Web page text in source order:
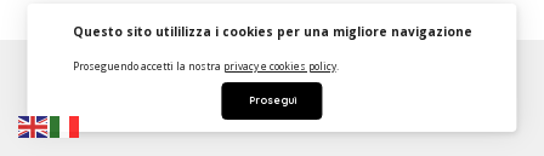
FAQ Strumenti Dashboard
Questo sito utililizza i cookies per una migliore navigazione
Proseguendo accetti la nostra privacy e cookies policy.
Prosegui